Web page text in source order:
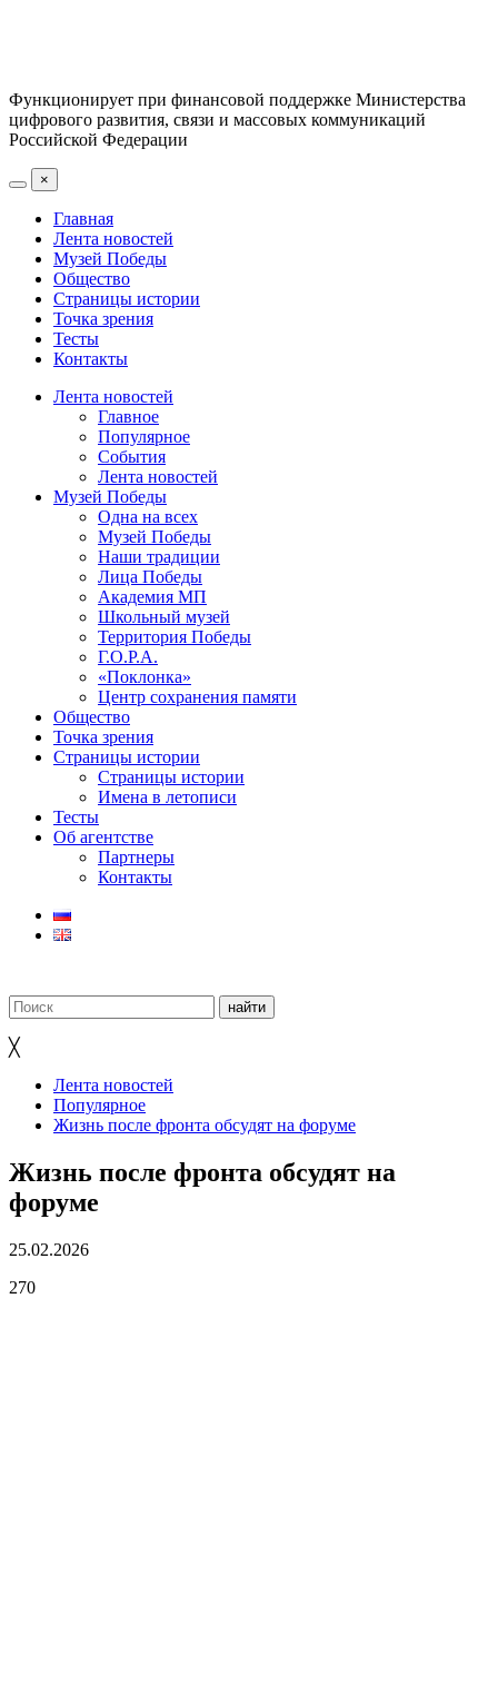
Функционирует при финансовой поддержке Министерства
цифрового развития, связи и массовых коммуникаций
Российской Федерации
×
Главная
Лента новостей
Музей Победы
Общество
Страницы истории
Точка зрения
Тесты
Контакты
Лента новостей
Главное
Популярное
События
Лента новостей
Музей Победы
Одна на всех
Музей Победы
Наши традиции
Лица Победы
Академия МП
Школьный музей
Территория Победы
Г.О.Р.А.
«Поклонка»
Центр сохранения памяти
Общество
Точка зрения
Страницы истории
Страницы истории
Имена в летописи
Тесты
Об агентстве
Партнеры
Контакты
╳
Лента новостей
Популярное
Жизнь после фронта обсудят на форуме
Жизнь после фронта обсудят на
форуме
25.02.2026
270